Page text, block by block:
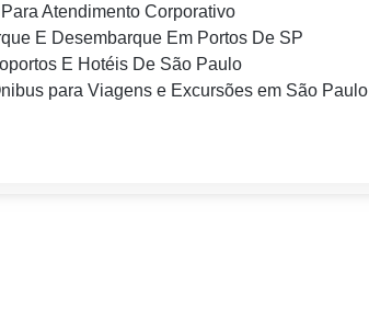
Atendimento Corporativo
E Desembarque Em Portos De SP
E Hotéis De São Paulo
para Viagens e Excursões em São Paulo